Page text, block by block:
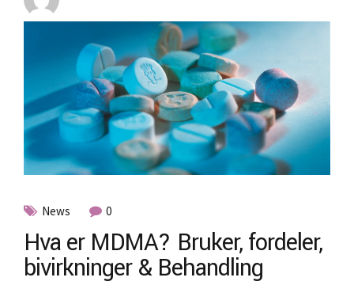
News 0
Hva er MDMA? Bruker, fordeler,
bivirkninger & Behandling